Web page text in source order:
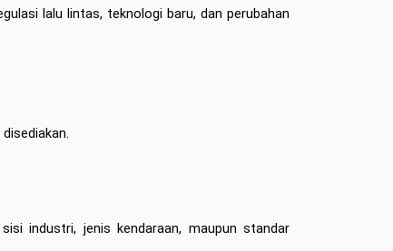
lalu lintas, teknologi baru, dan perubahan
industri, jenis kendaraan, maupun standar